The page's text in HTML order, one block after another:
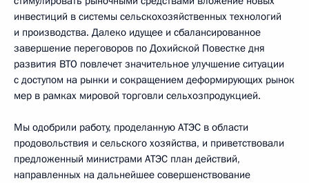
инвестиций в системы сельскохозяйственных технологий
и производства. Далеко идущее и сбалансированное
завершение переговоров по Дохийской Повестке дня
развития ВТО повлечет значительное улучшение ситуации
с доступом на рынки и сокращением деформирующих рынок
мер в рамках мировой торговли сельхозпродукцией.
Мы одобрили работу, проделанную АТЭС в области
продовольствия и сельского хозяйства, и приветствовали
предложенный министрами АТЭС план действий,
направленных на дальнейшее совершенствование